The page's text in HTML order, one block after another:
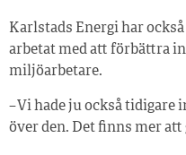
Karlstads Energi har
arbetat med att förbättra
miljöarbetare.
– Vi hade ju också
över den. Det finns mer